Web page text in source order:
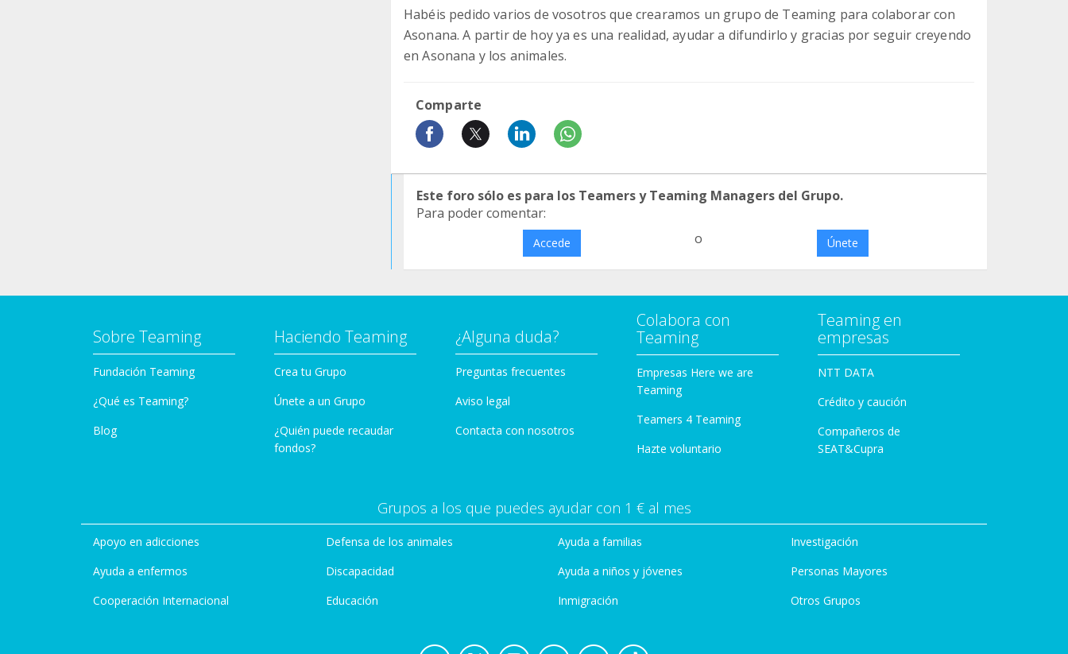
Habéis pedido varios de vosotros que crearamos un grupo de Teaming para colaborar con
Asonana. A partir de hoy ya es una realidad, ayudar a difundirlo y gracias por seguir creyendo
en Asonana y los animales.
Comparte
Este foro sólo es para los Teamers y Teaming Managers del Grupo.
Para poder comentar:
Accede o Únete
Sobre Teaming
Fundación Teaming
¿Qué es Teaming?
Blog
Haciendo Teaming
Crea tu Grupo
Únete a un Grupo
¿Quién puede recaudar
fondos?
¿Alguna duda?
Preguntas frecuentes
Aviso legal
Contacta con nosotros
Colabora con
Teaming
Empresas Here we are
Teaming
Teamers 4 Teaming
Hazte voluntario
Teaming en
empresas
NTT DATA
Crédito y caución
Compañeros de
SEAT&Cupra
Grupos a los que puedes ayudar con 1 € al mes
Apoyo en adicciones
Ayuda a enfermos
Cooperación Internacional
Defensa de los animales
Discapacidad
Educación
Ayuda a familias
Ayuda a niños y jóvenes
Inmigración
Investigación
Personas Mayores
Otros Grupos